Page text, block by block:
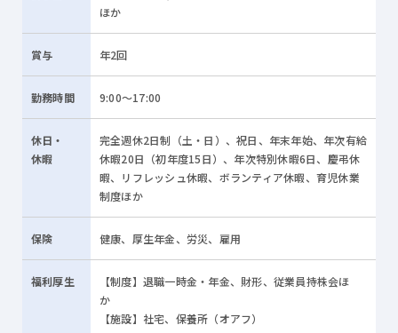
ほか
賞与 年2回
勤務時間 9:00～17:00
休日・
休暇
完全週休2日制（土・日）、祝日、年末年始、年次有給
休暇20日（初年度15日）、年次特別休暇6日、慶弔休
暇、リフレッシュ休暇、ボランティア休暇、育児休業
制度ほか
保険 健康、厚生年金、労災、雇用
福利厚生
【制度】退職一時金・年金、財形、従業員持株会ほ
か
【施設】社宅、保養所（オアフ）